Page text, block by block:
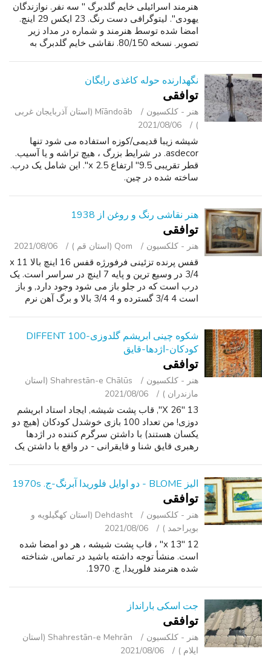
هنرمند اسرائیلی خایم گلدبرگ " سه نفر. نوازندگان
یهودی". لیتوگرافی دست رنگ. 23 ایکس 29 اینچ.
امضا شده توسط هنرمند و شماره در مداد زیر
تصویر. نسخه 80/150. نقاشی خایم گلدبرگ به
نگهدارنده حوله کاغذی رایگان
توافقی
هنر - کلکسیون
Mīāndoāb (استان آذربایجان غربی
)
2021/08/06
شیشه زیبا قدیمی/کوزه استفاده می شود تنها
asdecor. در شرایط بزرگ ، هیچ تراشه و یا آسیب.
قطر تقریبی 9.5" ارتفاع x 2.5". این شامل یک درب.
ساخته شده در چین.
هنر نقاشی رنگ و روغن از 1938
توافقی
هنر - کلکسیون Qom (استان قم ) 2021/08/06
قفس پرنده تزئینی فرفورژه قفس 16 اینچ بالا x 11
3/4 در وسیع ترین و پایه 7 اینچ در سراسر است. یک
درب است که در جلو باز می شود وجود دارد, و باز
است 4 3/4 گسترده و 4 3/4 بالا و برگ آهن نرم
شکوه چینی ابریشم گلدوزی-100 DIFFENT
کودکان-اژدها-قایق
توافقی
هنر - کلکسیون
Shahrestān-e Chālūs (استان
مازندران )
2021/08/06
13 "X 26", قاب پشت شیشه, ایجاد استاد ابریشم
دوزی! من تعداد 100 بازی خوشدل کودکان (هیچ دو
یکسان هستند) با داشتن سرگرم کننده در اژدها
رهبری قایق شنا و قایقرانی - در واقع با داشتن یک
الیز BLOME - دو اوایل فلوریدا آبرنگ-ج. 1970s
توافقی
هنر - کلکسیون
Dehdasht (استان کهگیلویه و
بویراحمد )
2021/08/06
12 "x 13" ، قاب پشت شیشه ، هر دو امضا شده
است. منشأ توجه داشته باشید در تماس, شناخته
شده هنرمند فلوریدا, ج. 1970.
جت اسکی بارانداز
توافقی
هنر - کلکسیون
Shahrestān-e Mehrān (استان
ایلام )
2021/08/06